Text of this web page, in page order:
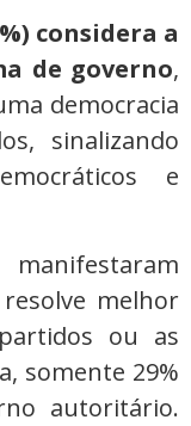
considera a
de governo,
democracia
sinalizando
e
melhor
ou as
somente 29%
autoritário.